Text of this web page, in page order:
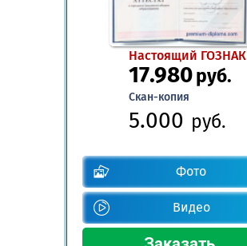
Настоящий ГОЗНАК
17.980руб.
Скан-копия
5.000 руб.
Фото
Видео